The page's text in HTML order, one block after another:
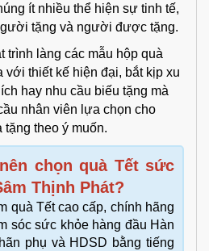
ít nhiều thể hiện sự tinh tế,
tặng và người được tặng.
trình làng các mẫu hộp quà
với thiết kế hiện đại, bắt kịp xu
hay nhu cầu biếu tặng mà
nhân viên lựa chọn cho
tặng theo ý muốn.
chọn quà Tết sức
Thịnh Phát?
quà Tết cao cấp, chính hãng
sóc sức khỏe hàng đầu Hàn
phụ và HDSD bằng tiếng